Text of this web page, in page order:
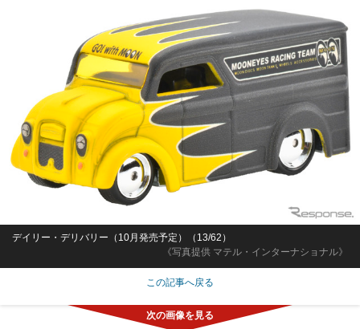
《写真提供 マテル・インターナショナル》
デイリー・デリバリー（10月発売予定）（13/62）
この記事へ戻る